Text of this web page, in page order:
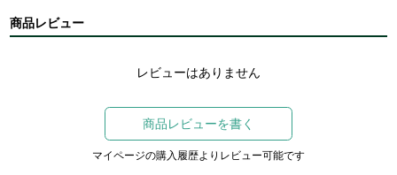
商品レビュー
レビューはありません
商品レビューを書く
マイページの購入履歴よりレビュー可能です